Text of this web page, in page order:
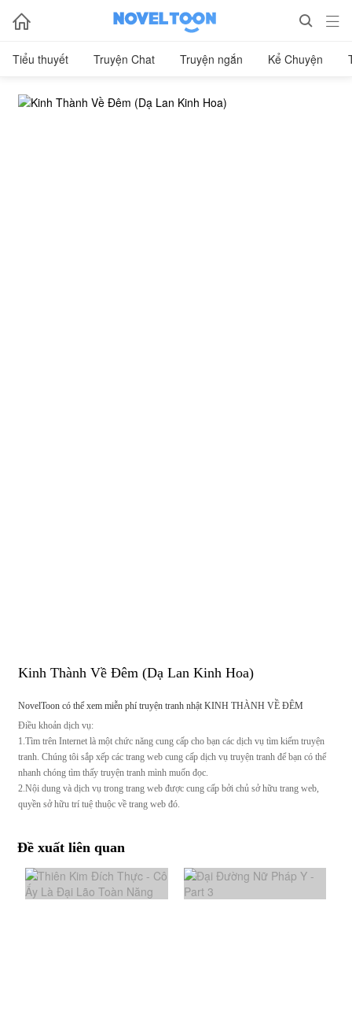
  
Tiểu thuyết Truyện Chat Truyện ngắn Kể Chuyện
Kinh Thành Về Đêm (Dạ Lan Kinh Hoa)
NovelToon có thể xem miễn phí truyện tranh nhật KINH THÀNH VỀ ĐÊM
Điều khoản dịch vụ:
1.Tìm trên Internet là một chức năng cung cấp cho bạn các dịch vụ tìm kiếm truyện
tranh. Chúng tôi sắp xếp các trang web cung cấp dịch vụ truyện tranh để bạn có thể
nhanh chóng tìm thấy truyện tranh mình muốn đọc.
2.Nội dung và dịch vụ trong trang web được cung cấp bởi chủ sở hữu trang web,
quyền sở hữu trí tuệ thuộc về trang web đó.
Đề xuất liên quan